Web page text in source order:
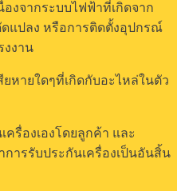
งจากระบบไฟฟ้าที่เกิดจาก
ดแปลง หรือการติดตั้งอุปกรณ์
งงาน
หายใดๆที่เกิดกับอะไหล่ในตัว
ครื่องเองโดยลูกค้า และ
การรับประกันเครื่องเป็นอันสิ้น